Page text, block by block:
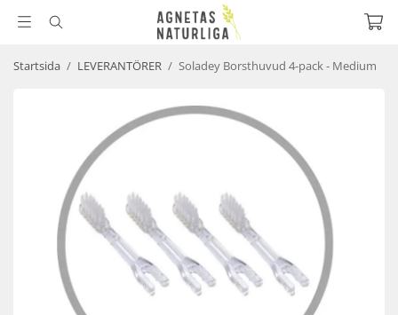
Startsida / LEVERANTÖRER / Soladey Borsthuvud 4-pack - Medium